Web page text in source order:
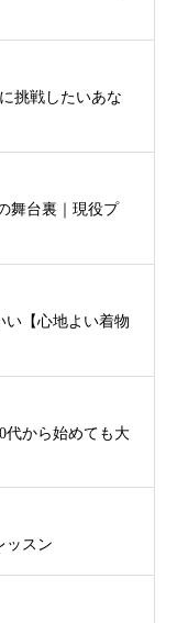
挑戦したいあな
舞台裏｜現役プ
い【心地よい着物
代から始めても大
ッスン